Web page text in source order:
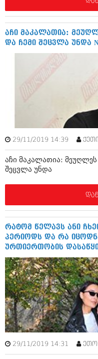
მარტი 2012
თებერვალი 2012
იანვარი 2012
ოქტომბერი 2011
სექტემბერი 2011
აგვისტო 2011
ივლისი 2011
ივნისი 2011
მაისი 2011
აპრილი 2011
მარტი 2011
თებერვალი 2011
იანვარი 2011
(157)
დეკემბერი 2010
სექტემბერი 2010
ივლისი 2010
ივნისი 2010
მაისი 2010
აპრილი 2010
მარტი 2010
თებერვალი 2010
იანვარი 2010
დეკემბერი 2009
ნოემბერი 2009
ოქტომბერი 2009
სექტემბერი 2009
აგვისტო 2009
თებერვალი 0216
აჩი მაკალათია:
და ჩემი შეცვლა უნდა
29/11/2019 14:39 ქეთი
აჩი მაკალათია:
შეცვლა უნდა
რატომ წელავს ანი
პერიოდს და რა
ურთიერთობის
29/11/2019 14:31 ეთო